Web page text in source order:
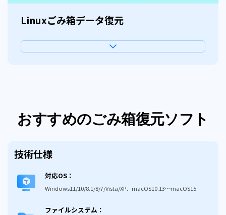
Linuxごみ箱データ復元
おすすめのごみ箱復元ソフト
技術仕様
対応OS：
Windows11/10/8.1/8/7/Vista/XP、macOS10.13～macOS15
ファイルシステム：